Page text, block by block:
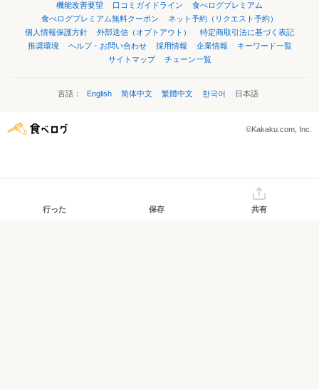
機能改善要望
口コミガイドライン
食べログプレミアム
食べログプレミアム無料クーポン
ネット予約（リクエスト予約）
個人情報保護方針
外部送信（オプトアウト）
特定商取引法に基づく表記
推奨環境
ヘルプ・お問い合わせ 採用情報 企業情報
キーワード一覧
サイトマップ
チェーン一覧
言語： English 简体中文 繁體中文 한국어 日本語
©Kakaku.com, Inc.
行った 保存 共有